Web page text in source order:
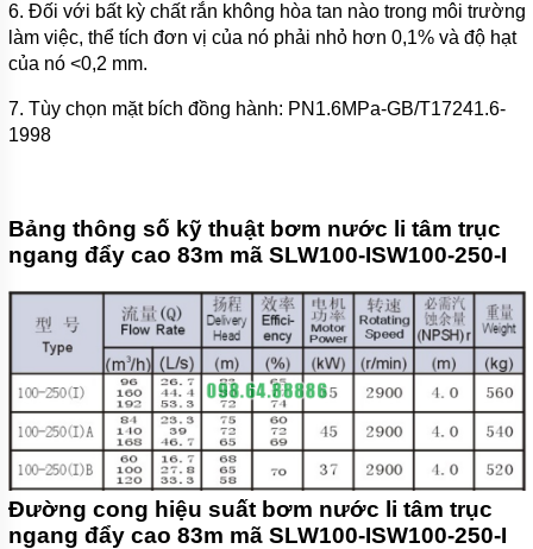
6. Đối với bất kỳ chất rắn không hòa tan nào trong môi trường
làm việc, thể tích đơn vị của nó phải nhỏ hơn 0,1% và độ hạt
của nó <0,2 mm.
7. Tùy chọn mặt bích đồng hành: PN1.6MPa-GB/T17241.6-
1998
Bảng thông số kỹ thuật bơm nước li tâm trục
ngang đẩy cao 83m mã SLW100-ISW100-250-I
Đường cong hiệu suất bơm nước li tâm trục
ngang đẩy cao 83m mã SLW100-ISW100-250-I